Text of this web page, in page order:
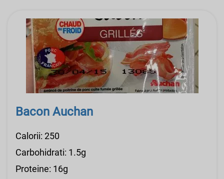
Bacon Auchan
Calorii: 250
Carbohidrati: 1.5g
Proteine: 16g